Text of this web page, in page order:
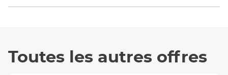
Toutes les autres offres